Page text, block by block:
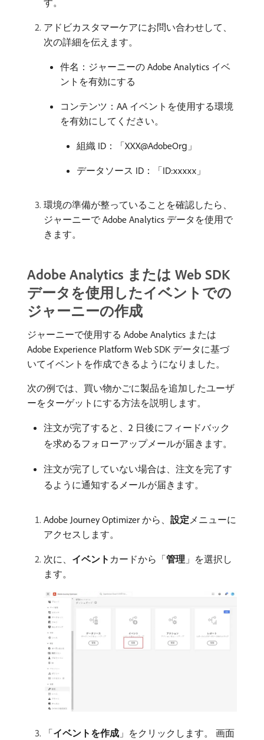
アドビカスタマーケアにお問い合わせして、
次の詳細を伝えます。
件名：ジャーニーの Adobe Analytics イベ
ントを有効にする
コンテンツ：AA イベントを使用する環境
を有効にしてください。
組織 ID：「XXX@AdobeOrg」
データソース ID：「ID:xxxxx」
環境の準備が整っていることを確認したら、
ジャーニーで Adobe Analytics データを使用で
きます。
Adobe Analytics または Web SDK
データを使用したイベントでの
ジャーニーの作成
ジャーニーで使用する Adobe Analytics または
Adobe Experience Platform Web SDK データに基づ
いてイベントを作成できるようになりました。
次の例では、買い物かごに製品を追加したユーザ
ーをターゲットにする方法を説明します。
注文が完了すると、2 日後にフィードバック
を求めるフォローアップメールが届きます。
注文が完了していない場合は、注文を完了す
るように通知するメールが届きます。
Adobe Journey Optimizer から、 設定 ​メニューに
アクセスします。
次に、 イベント ​カードから「管理 」を選択し
ます。
「イベントを作成 」をクリックします。 画面